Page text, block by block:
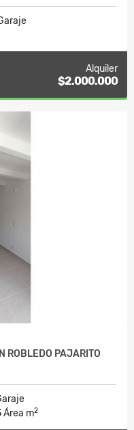
Alquiler
$2.000.000
ROBLEDO PAJARITO
Área m2